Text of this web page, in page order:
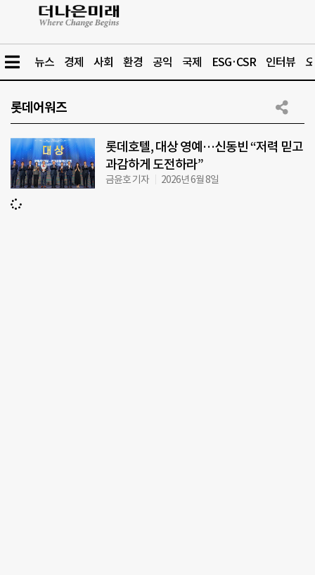
뉴스 경제 사회 환경 공익 국제 ESG·CSR 인터뷰
롯데어워즈
롯데호텔, 대상 영예…신동빈 “저력 믿고
과감하게 도전하라”
금윤호 기자 2026년 6월 8일